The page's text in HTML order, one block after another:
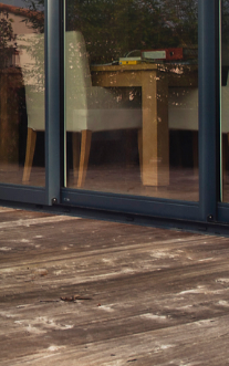
: Tarifs directs
- Assistance
réactif avec